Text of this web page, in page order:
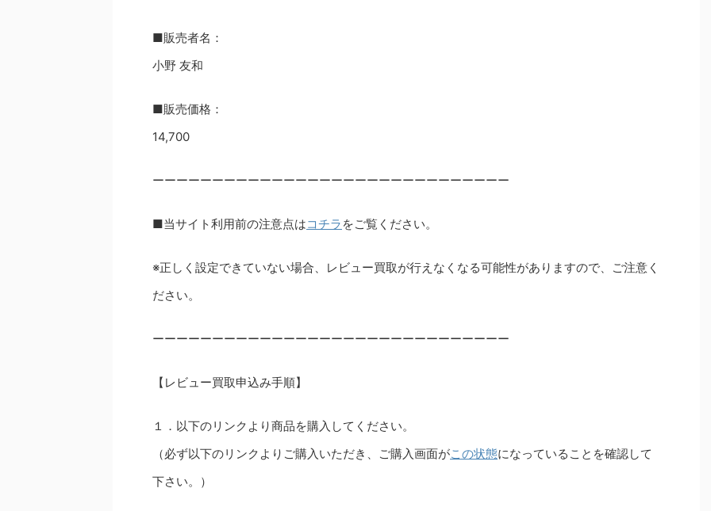
■販売者名：
小野 友和
■販売価格：
14,700
ーーーーーーーーーーーーーーーーーーーーーーーーーーーーーー
■当サイト利用前の注意点はコチラ をご覧ください。
※正しく設定できていない場合、レビュー買取が行えなくなる可能性がありますので、ご注意く
ださい。
ーーーーーーーーーーーーーーーーーーーーーーーーーーーーーー
【レビュー買取申込み手順】
１．以下のリンクより商品を購入してください。
（必ず以下のリンクよりご購入いただき、ご購入画面がこの状態になっていることを確認して
下さい。）